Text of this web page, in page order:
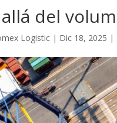
del
Logistic | Dic 18, 2025 |